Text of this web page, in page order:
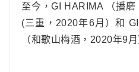
至今，GI HARIMA （播磨
(三重 ，2020年6月）和
（和歌山梅酒 ，2020年9